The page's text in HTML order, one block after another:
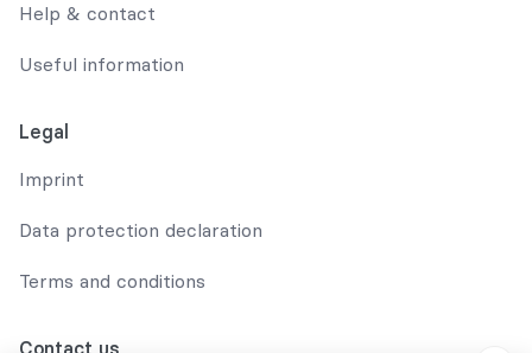
Help & contact
Useful information
Legal
Imprint
Data protection declaration
Terms and conditions
Contact us